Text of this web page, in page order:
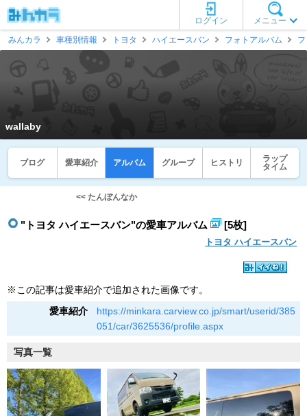
メニュー
ログイン
みんカラ
車種別情報 トヨタ ハイエースバン フォトアルバム
wallaby
ブログ 愛車紹介 アルバム グループ ヒストリ
ラップ
タイム
<< たんぼんなか
"トヨタ ハイエースバン"の愛車アルバム [5枚]
トヨタ ハイエースバン
※この記事は愛車紹介で追加された画像です。
愛車紹介
https://minkara.carview.co.jp/smart/userid/385
051/car/3625536/profile.aspx
写真一覧